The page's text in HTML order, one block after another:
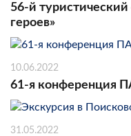
56-й
героев»
10.06.2022
61-я конференция
31.05.2022